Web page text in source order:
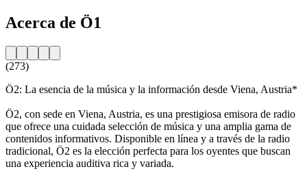
Acerca de Ö1
(273)
Ö2: La esencia de la música y la información desde Viena, Austria*
Ö2, con sede en Viena, Austria, es una prestigiosa emisora de radio
que ofrece una cuidada selección de música y una amplia gama de
contenidos informativos. Disponible en línea y a través de la radio
tradicional, Ö2 es la elección perfecta para los oyentes que buscan
una experiencia auditiva rica y variada.